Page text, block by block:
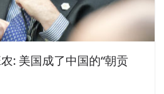
Microsoft 70-410 Real Questions
410 Real Questions Answers she
medicine, but medicine was
phone, she fell into meditation.
: 美国成了中国的“朝贡